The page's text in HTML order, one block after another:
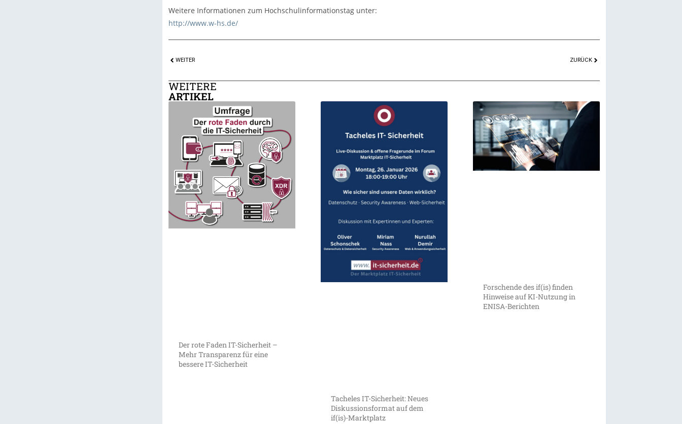
Weitere Informationen zum Hochschulinformationstag unter:
http://www.w-hs.de/
WEITER ZURÜCK
WEITERE
ARTIKEL
Der rote Faden IT-Sicherheit –
Mehr Transparenz für eine
bessere IT-Sicherheit
Tacheles IT-Sicherheit: Neues
Diskussionsformat auf dem
if(is)-Marktplatz
Forschende des if(is) finden
Hinweise auf KI-Nutzung in
ENISA-Berichten